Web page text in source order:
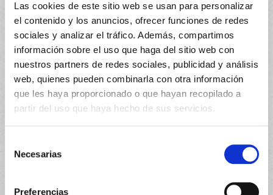
Las cookies de este sitio web se usan para personalizar
el contenido y los anuncios, ofrecer funciones de redes
sociales y analizar el tráfico. Además, compartimos
información sobre el uso que haga del sitio web con
nuestros partners de redes sociales, publicidad y análisis
web, quienes pueden combinarla con otra información
que les haya proporcionado o que hayan recopilado a
partir del uso que haya hecho de sus servicios.
Necesarias
Preferencias
PRECIO ESPECIAL
CERAVE
Serum Retinol Anti-Marcas (30ml)
22.10€